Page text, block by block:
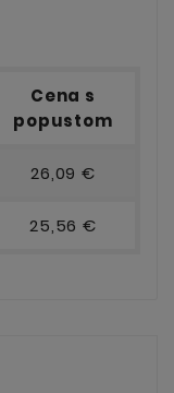
Cena s
popustom
26,09 €
25,56 €